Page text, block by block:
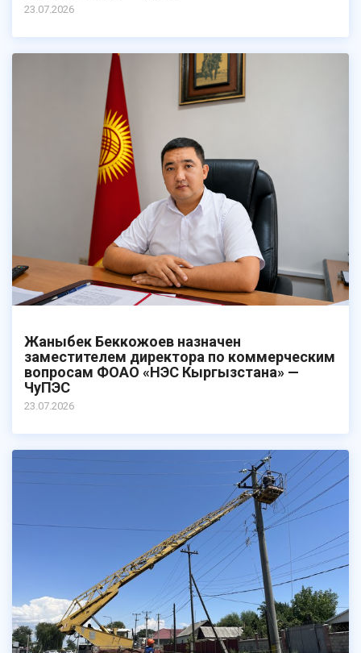
23.07.2026
Жаныбек Беккожоев назначен
заместителем директора по коммерческим
вопросам ФОАО «НЭС Кыргызстана» —
ЧуПЭС
23.07.2026